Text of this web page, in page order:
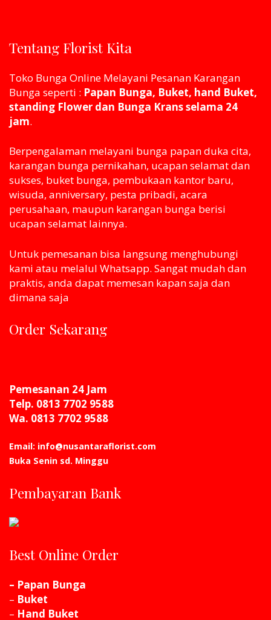
Tentang Florist Kita
Toko Bunga Online Melayani Pesanan Karangan
Bunga seperti : Papan Bunga, Buket, hand Buket,
standing Flower dan Bunga Krans selama 24
jam.
Berpengalaman melayani bunga papan duka cita,
karangan bunga pernikahan, ucapan selamat dan
sukses, buket bunga, pembukaan kantor baru,
wisuda, anniversary, pesta pribadi, acara
perusahaan, maupun karangan bunga berisi
ucapan selamat lainnya.
Untuk pemesanan bisa langsung menghubungi
kami atau melaluI Whatsapp. Sangat mudah dan
praktis, anda dapat memesan kapan saja dan
dimana saja
Order Sekarang
Pemesanan 24 Jam
Telp. 0813 7702 9588
Wa. 0813 7702 9588
Email: info@nusantaraflorist.com
Buka Senin sd. Minggu
Pembayaran Bank
Best Online Order
– Papan Bunga
– Buket
– Hand Buket